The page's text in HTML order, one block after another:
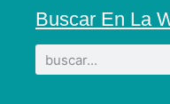
Buscar En La